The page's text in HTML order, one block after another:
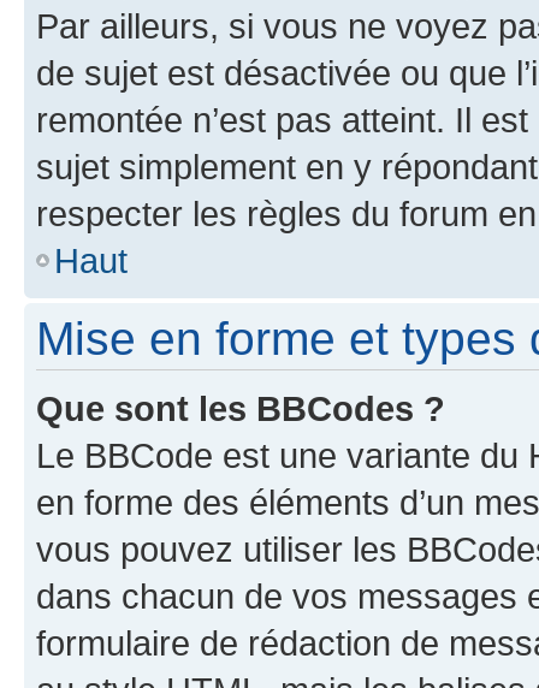
Par ailleurs, si vous ne voyez
de sujet est désactivée ou que
remontée n’est pas atteint. Il
sujet simplement en y
respecter les règles du forum
Haut
Mise en forme et types
Que sont les BBCodes ?
Le BBCode est une variante du
en forme des éléments d’un
vous pouvez utiliser les
dans chacun de vos messages
formulaire de rédaction de